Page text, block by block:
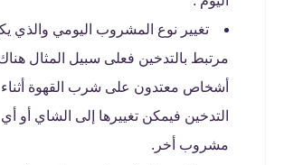
تغيير نوع المشروب اليومي والذي
مرتبط بالتدخين فعلى سبيل المثال
أشخاص معتدون على شرب القهوة أثناء
التدخين فيمكن تغييرها إلى الشاي أو أي
مشروب أخر.